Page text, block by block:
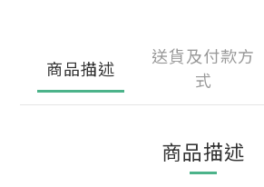
商品描述
送貨及付款方
式
商品描述